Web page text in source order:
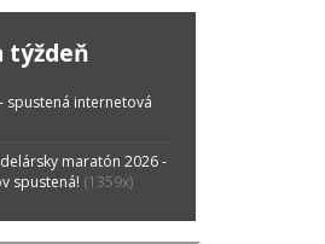
týždeň
spustená internetová
maratón 2026 -
spustená! (1359x)